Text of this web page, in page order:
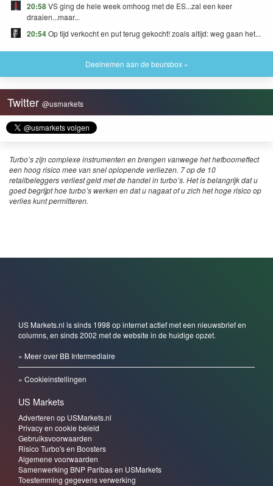
20:58VS ging de hele week omhoog met de ES...zal een keer
draaien...maar...
20:54Op tijd verkocht en put terug gekocht! zoals altijd: weg gaan het...
Deelnemen aan de beursbox »
Twitter @usmarkets
Turbo’s zijn complexe instrumenten en brengen vanwege het hefboomeffect
een hoog risico mee van snel oplopende verliezen. 7 op de 10
retailbeleggers verliest geld met de handel in turbo’s. Het is belangrijk dat u
goed begrijpt hoe turbo’s werken en dat u nagaat of u zich het hoge risico op
verlies kunt permitteren.
US Markets.nl is sinds 1998 op internet actief met een nieuwsbrief en
columns, en sinds 2002 met de website in de huidige opzet.
» Meer over BB Intermediaire
» Cookieinstellingen
US Markets
Adverteren op USMarkets.nl
Privacy en cookie beleid
Gebruiksvoorwaarden
Risico Turbo's en Boosters
Algemene voorwaarden
Samenwerking BNP Paribas en USMarkets
Toestemming gegevens verwerking